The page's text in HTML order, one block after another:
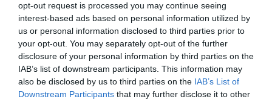
opt-out request is processed you may continue seeing
interest-based ads based on personal information utilized by
us or personal information disclosed to third parties prior to
your opt-out. You may separately opt-out of the further
disclosure of your personal information by third parties on the
IAB’s list of downstream participants. This information may
also be disclosed by us to third parties on the IAB’s List of
Downstream Participants that may further disclose it to other
La Légueà 3.48 km du point 35
Gabarretà 0.99 km du point 36
Herréà 3.12 km du point 36
Escalans à 2.44 km du point 36
Barbotanà 3.81 km du point 37
Marguestauà 5.32 km du point 38
Parleboscqà 3.59 km du point 38
Laréeà 6.04 km du point 38